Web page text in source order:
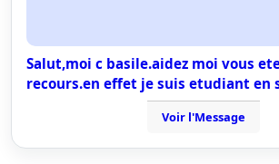
Salut,moi c basile.aidez moi vous
recours.en effet je suis etudiant en
Voir l'Message